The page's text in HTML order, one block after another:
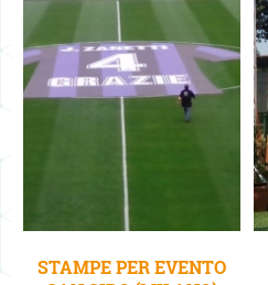
STAMPE PER EVENTO